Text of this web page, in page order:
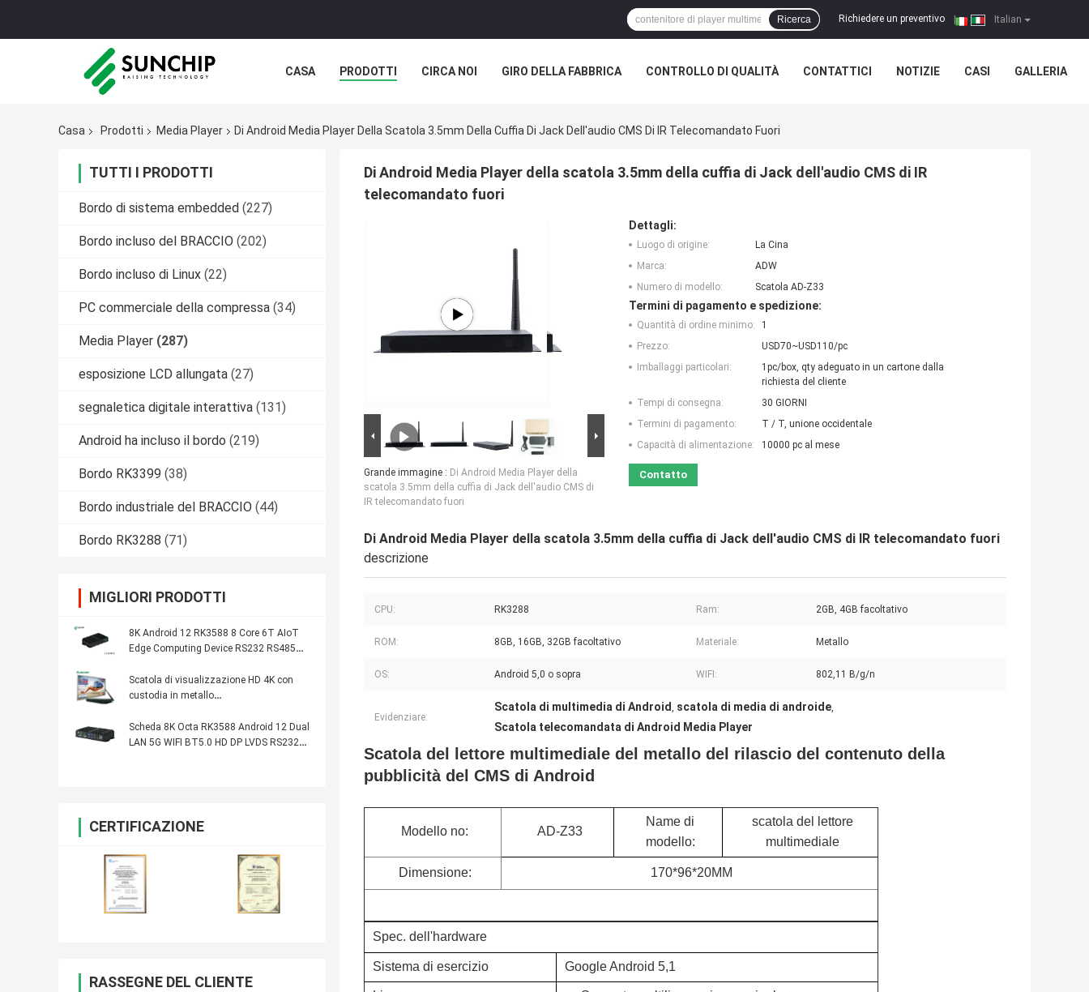
Italian
Richiedere un preventivo |
Ricerca
CASA PRODOTTI CIRCA NOI GIRO DELLA FABBRICA CONTROLLO DI QUALITÀ CONTATTICI NOTIZIE CASI GALLERIA
Casa Prodotti Media Player Di Android Media Player Della Scatola 3.5mm Della Cuffia Di Jack Dell'audio CMS Di IR Telecomandato Fuori
TUTTI I PRODOTTI
Bordo di sistema embedded (227)
Bordo incluso del BRACCIO (202)
Bordo incluso di Linux (22)
PC commerciale della compressa (34)
Media Player (287)
esposizione LCD allungata (27)
segnaletica digitale interattiva (131)
Android ha incluso il bordo (219)
Bordo RK3399 (38)
Bordo industriale del BRACCIO (44)
Bordo RK3288 (71)
MIGLIORI PRODOTTI
8K Android 12 RK3588 8 Core 6T AIoT
Edge Computing Device RS232 RS485
Scatola di visualizzazione HD 4K con
custodia in metallo
lettore multimediale di rete con CPU
opzionale
Scheda 8K Octa RK3588 Android 12 Dual
LAN 5G WIFI BT5.0 HD DP LVDS RS232
CERTIFICAZIONE
RASSEGNE DEL CLIENTE
Di Android Media Player della scatola 3.5mm della cuffia di Jack dell'audio CMS di IR
telecomandato fuori
Grande immagine : Di Android Media Player della
scatola 3.5mm della cuffia di Jack dell'audio CMS di
IR telecomandato fuori
Dettagli:
Luogo di origine:
La Cina
Marca:
ADW
Numero di modello:
Scatola AD-Z33
Termini di pagamento e spedizione:
Quantità di ordine minimo:
1
Prezzo:
USD70~USD110/pc
Imballaggi particolari:
1pc/box, qty adeguato in un cartone dalla
richiesta del cliente
Tempi di consegna:
30 GIORNI
Termini di pagamento:
T / T, unione occidentale
Capacità di alimentazione:
10000 pc al mese
Contatto
Di Android Media Player della scatola 3.5mm della cuffia di Jack dell'audio CMS di IR telecomandato fuori
descrizione
CPU: RK3288 Ram: 2GB, 4GB facoltativo
ROM: 8GB, 16GB, 32GB facoltativo Materiale: Metallo
OS: Android 5,0 o sopra WIFI: 802,11 B/g/n
Evidenziare:
Scatola di multimedia di Android, scatola di media di androide,
Scatola telecomandata di Android Media Player
Scatola del lettore multimediale del metallo del rilascio del contenuto della
pubblicità del CMS di Android
Modello no: AD-Z33
Name di
modello:
scatola del lettore
multimediale
Dimensione: 170*96*20MM
Spec. dell'hardware
Sistema di esercizio Google Android 5,1